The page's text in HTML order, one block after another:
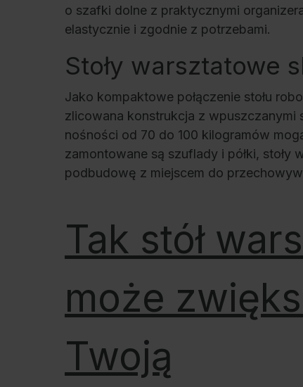
o szafki dolne z praktycznymi
elastycznie i zgodnie z potrzebami.
Stoły warsztatowe
Jako kompaktowe połączenie stołu
zlicowana konstrukcja z wpuszczanymi
nośności od 70 do 100 kilogramów
zamontowane są szuflady i półki,
podbudowę z miejscem do
Tak stół
może
Twoją